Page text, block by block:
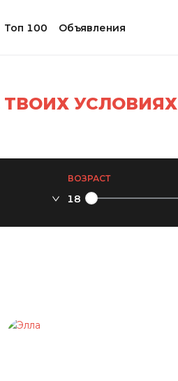
Топ 100 Объявления
ТВОИХ УСЛОВИЯХ
ВОЗРАСТ
18